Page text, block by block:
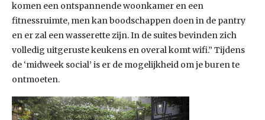
komen een ontspannende woonkamer en een
fitnessruimte, men kan boodschappen doen in de pantry
en er zal een wasserette zijn. In de suites bevinden zich
volledig uitgeruste keukens en overal komt wifi.” Tijdens
de ‘midweek social’ is er de mogelijkheid om je buren te
ontmoeten.